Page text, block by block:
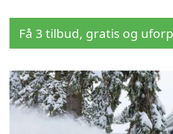
Få 3 tilbud, gratis og